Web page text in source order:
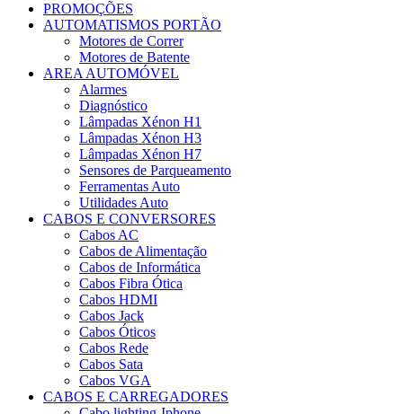
PROMOÇÕES
AUTOMATISMOS PORTÃO
Motores de Correr
Motores de Batente
AREA AUTOMÓVEL
Alarmes
Diagnóstico
Lâmpadas Xénon H1
Lâmpadas Xénon H3
Lâmpadas Xénon H7
Sensores de Parqueamento
Ferramentas Auto
Utilidades Auto
CABOS E CONVERSORES
Cabos AC
Cabos de Alimentação
Cabos de Informática
Cabos Fibra Ótica
Cabos HDMI
Cabos Jack
Cabos Óticos
Cabos Rede
Cabos Sata
Cabos VGA
CABOS E CARREGADORES